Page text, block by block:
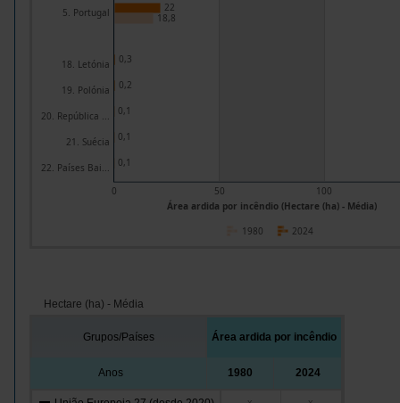
Área ardida por incêndio (Hectare (ha) - Média)
0 50 100
5. Portugal
18. Letónia
19. Polónia
20. República ...
21. Suécia
22. Países Bai...
22
0,3
0,2
0,1
0,1
0,1
18,8
2024
1980
Hectare (ha) - Média
Grupos/Países Área ardida por incêndio
Anos 1980 2024